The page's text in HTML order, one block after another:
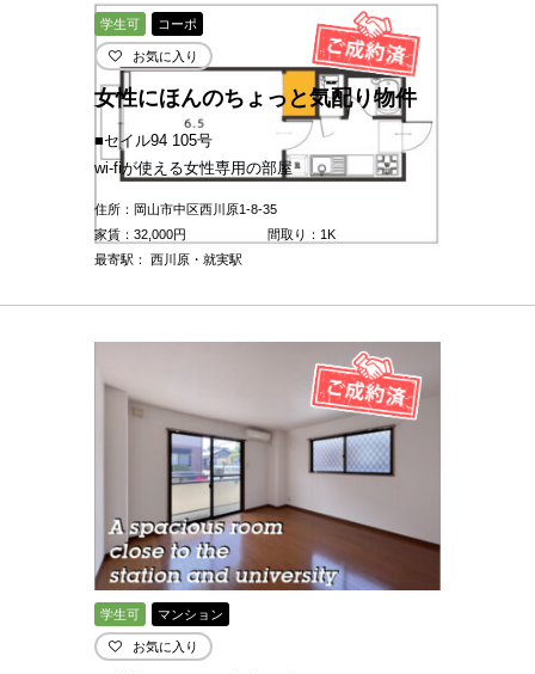
学生可 コーポ
お気に入り
女性にほんのちょっと気配り物件
■セイル94 105号
wi-fiが使える女性専用の部屋
住所：岡山市中区西川原1-8-35
家賃： 32,000円
間取り：1K
最寄駅： 西川原・就実駅
学生可 マンション
お気に入り